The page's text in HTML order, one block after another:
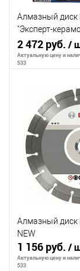
Алмазный
"Эксперт-
25,4/22 мм
2 472 руб. /
Актуальную цену и
533
В
К сравнению
В избранное
Алмазный диск
NEW
1 156 руб. /
Актуальную цену и
533